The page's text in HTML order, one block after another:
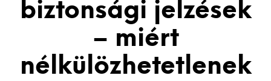
biztonsági jelzések
– miért
nélkülözhetetlenek